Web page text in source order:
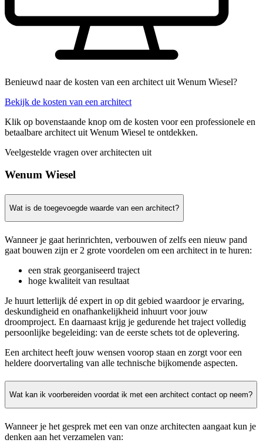
Benieuwd naar de kosten van een architect uit Wenum Wiesel?
Bekijk de kosten van een architect
Klik op bovenstaande knop om de kosten voor een professionele en
betaalbare architect uit Wenum Wiesel te ontdekken.
Veelgestelde vragen over architecten uit
Wenum Wiesel
Wat is de toegevoegde waarde van een architect?
Wanneer je gaat herinrichten, verbouwen of zelfs een nieuw pand
gaat bouwen zijn er 2 grote voordelen om een architect in te huren:
een strak georganiseerd traject
hoge kwaliteit van resultaat
Je huurt letterlijk dé expert in op dit gebied waardoor je ervaring,
deskundigheid en onafhankelijkheid inhuurt voor jouw
droomproject. En daarnaast krijg je gedurende het traject volledig
persoonlijke begeleiding: van de eerste schets tot de oplevering.
Een architect heeft jouw wensen voorop staan en zorgt voor een
heldere doorvertaling van alle technische bijkomende aspecten.
Wat kan ik voorbereiden voordat ik met een architect contact op neem?
Wanneer je het gesprek met een van onze architecten aangaat kun je
denken aan het verzamelen van: